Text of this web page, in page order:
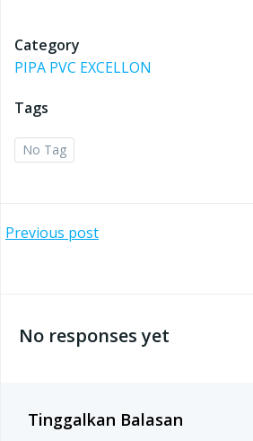
Category
PIPA PVC EXCELLON
Tags
No Tag
Post
Previous post
navigation
No responses yet
Tinggalkan Balasan